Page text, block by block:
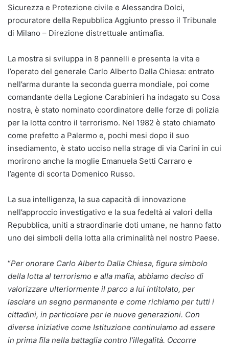
Sicurezza e Protezione civile e Alessandra Dolci,
procuratore della Repubblica Aggiunto presso il Tribunale
di Milano – Direzione distrettuale antimafia.
La mostra si sviluppa in 8 pannelli e presenta la vita e
l’operato del generale Carlo Alberto Dalla Chiesa: entrato
nell’arma durante la seconda guerra mondiale, poi come
comandante della Legione Carabinieri ha indagato su Cosa
nostra, è stato nominato coordinatore delle forze di polizia
per la lotta contro il terrorismo. Nel 1982 è stato chiamato
come prefetto a Palermo e, pochi mesi dopo il suo
insediamento, è stato ucciso nella strage di via Carini in cui
morirono anche la moglie Emanuela Setti Carraro e
l’agente di scorta Domenico Russo.
La sua intelligenza, la sua capacità di innovazione
nell’approccio investigativo e la sua fedeltà ai valori della
Repubblica, uniti a straordinarie doti umane, ne hanno fatto
uno dei simboli della lotta alla criminalità nel nostro Paese.
“Per onorare Carlo Alberto Dalla Chiesa, figura simbolo
della lotta al terrorismo e alla mafia, abbiamo deciso di
valorizzare ulteriormente il parco a lui intitolato, per
lasciare un segno permanente e come richiamo per tutti i
cittadini, in particolare per le nuove generazioni. Con
diverse iniziative come Istituzione continuiamo ad essere
in prima fila nella battaglia contro l’illegalità. Occorre